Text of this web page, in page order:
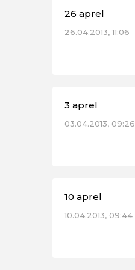
26 aprel
26.04.2013, 11:06
3 aprel
03.04.2013, 09:26
10 aprel
10.04.2013, 09:44